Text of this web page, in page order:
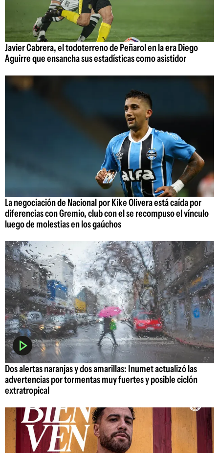
Javier Cabrera, el todoterreno de Peñarol en la era Diego
Aguirre que ensancha sus estadísticas como asistidor
La negociación de Nacional por Kike Olivera está caída por
diferencias con Gremio, club con el se recompuso el vínculo
luego de molestias en los gaúchos
Dos alertas naranjas y dos amarillas: Inumet actualizó las
advertencias por tormentas muy fuertes y posible ciclón
extratropical